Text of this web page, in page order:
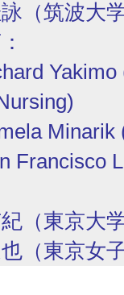
筑波大学
Yakimo
Minarik
Francisco
東京大学
東京女子